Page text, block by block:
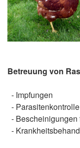
Betreuung von
- Impfungen
-
-
-